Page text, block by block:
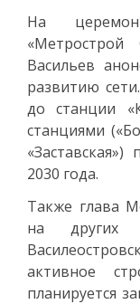
На
Васильев
развитию
до станции
станциями
2030 года.
Также глава
на других
активное
планируется